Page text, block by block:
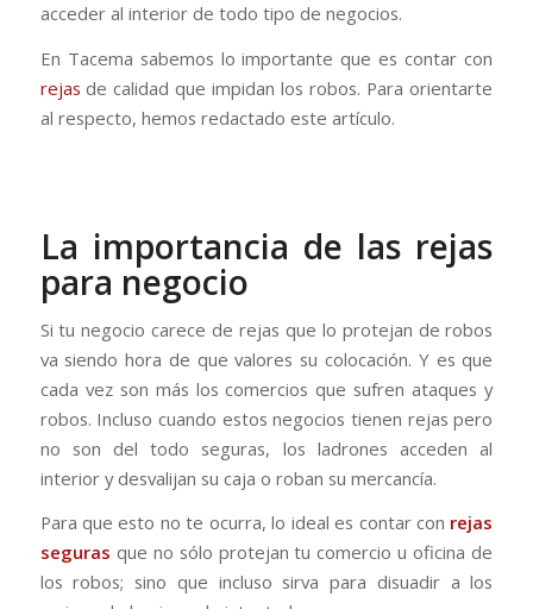
acceder al interior de todo tipo de negocios.
En Tacema sabemos lo importante que es contar con
rejas de calidad que impidan los robos. Para orientarte
al respecto, hemos redactado este artículo.
La importancia de las rejas
para negocio
Si tu negocio carece de rejas que lo protejan de robos
va siendo hora de que valores su colocación. Y es que
cada vez son más los comercios que sufren ataques y
robos. Incluso cuando estos negocios tienen rejas pero
no son del todo seguras, los ladrones acceden al
interior y desvalijan su caja o roban su mercancía.
Para que esto no te ocurra, lo ideal es contar con rejas
seguras que no sólo protejan tu comercio u oficina de
los robos; sino que incluso sirva para disuadir a los